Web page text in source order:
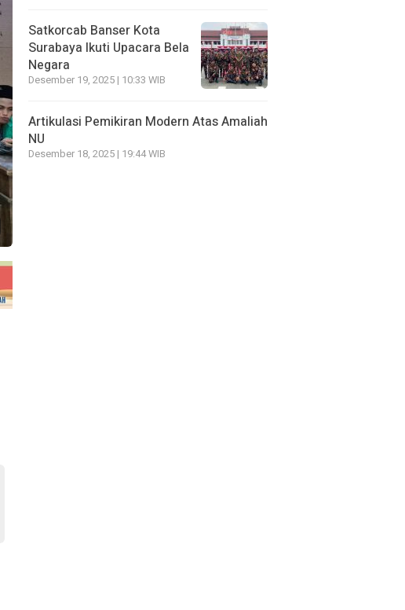
Satkorcab Banser Kota
Surabaya Ikuti Upacara Bela
Negara
Desember 19, 2025 | 10:33 WIB
Artikulasi Pemikiran Modern Atas Amaliah
NU
Desember 18, 2025 | 19:44 WIB